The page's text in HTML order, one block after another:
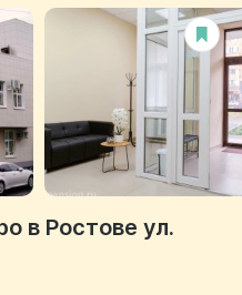
в Ростове ул.